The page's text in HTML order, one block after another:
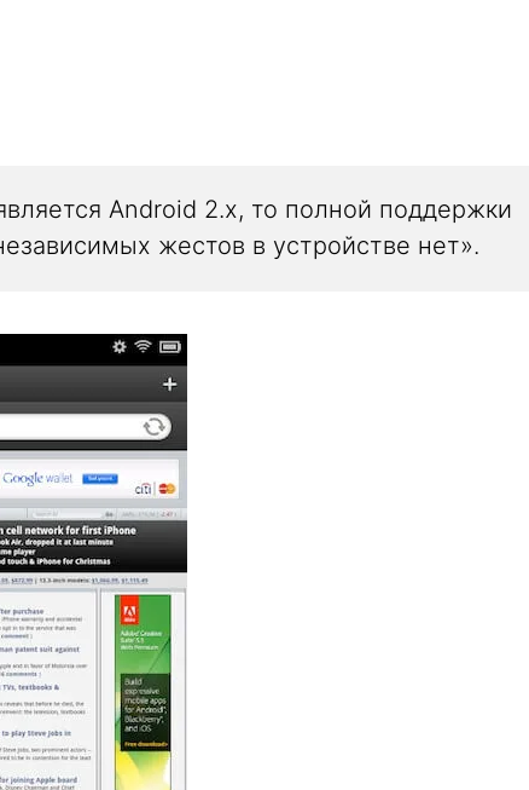
Android 2.x, то полной поддержки
жестов в устройстве нет».